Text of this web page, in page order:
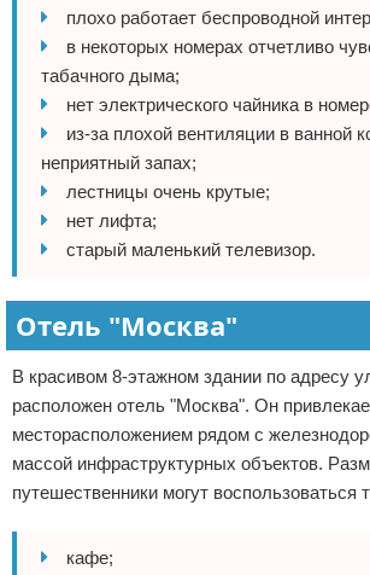
плохо работает беспроводной
в некоторых номерах отчетливо
табачного дыма;
нет электрического чайника в
из-за плохой вентиляции в ванной
неприятный запах;
лестницы очень крутые;
нет лифта;
старый маленький телевизор.
Отель "Москва"
В красивом 8-этажном здании по адресу
расположен отель "Москва". Он
месторасположением рядом с
массой инфраструктурных объектов.
путешественники могут воспользоваться
кафе;